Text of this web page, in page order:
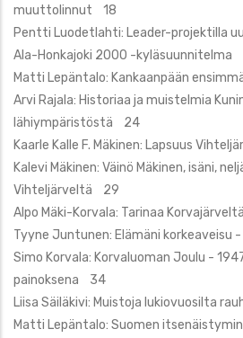
muuttolinnut 18
Pentti Luodetlahti: Leader-projektilla
Ala-Honkajoki 2000 -kyläsuunnitelma
Matti Lepäntalo: Kankaanpään
Arvi Rajala: Historiaa ja muistelmia
lähiympäristöstä 24
Kaarle Kalle F. Mäkinen: Lapsuus
Kalevi Mäkinen: Väinö Mäkinen, isäni,
Vihteljärveltä 29
Alpo Mäki-Korvala: Tarinaa
Tyyne Juntunen: Elämäni
Simo Korvala: Korvaluoman Joulu -
painoksena 34
Liisa Säiläkivi: Muistoja lukiovuosilta
Matti Lepäntalo: Suomen